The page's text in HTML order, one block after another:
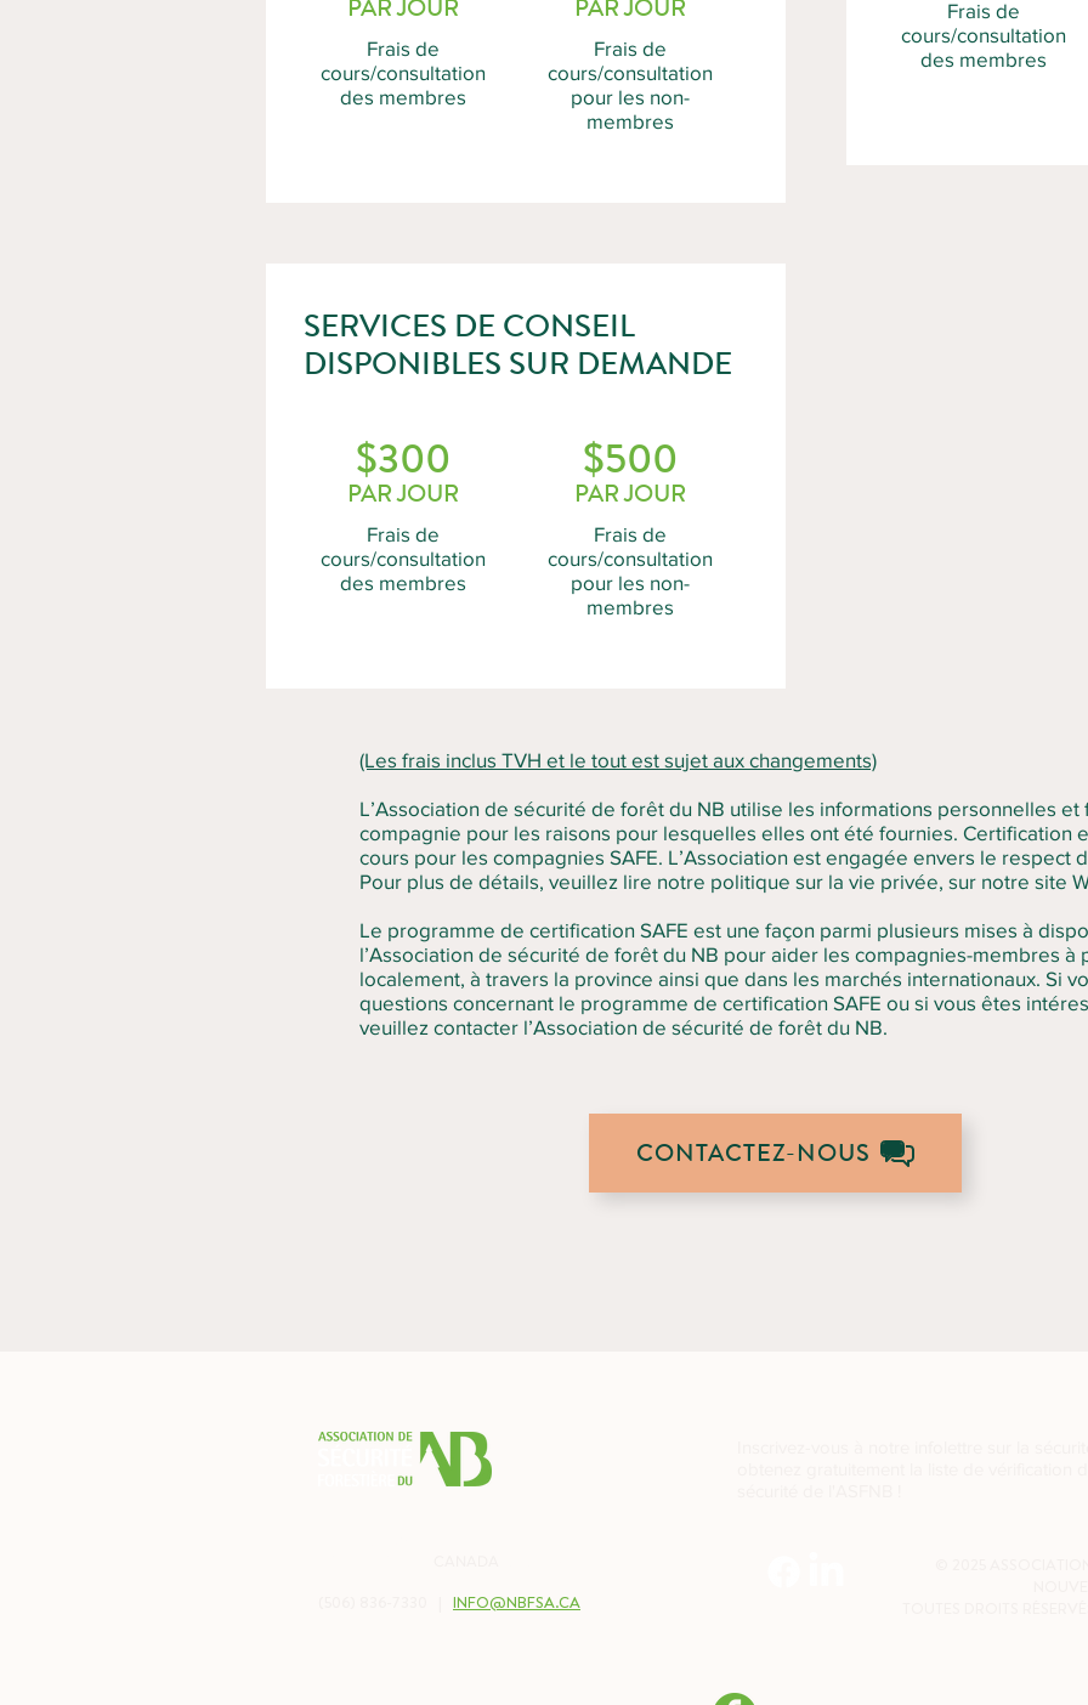
PAR JOUR
Frais de
cours/consultation
des membres
PAR JOUR
Frais de
cours/consultation
pour les non-
membres
SERVICES DE CONSEIL
DISPONIBLES SUR DEMANDE
$300
PAR JOUR
Frais de
cours/consultation
des membres
$500
PAR JOUR
Frais de
cours/consultation
pour les non-
membres
Frais de
cours/consultation
des membres
(Les frais inclus TVH et le tout est sujet aux changements)
L’Association de sécurité de forêt du NB utilise les informations personnelles
compagnie pour les raisons pour lesquelles elles ont été fournies. Certification
cours pour les compagnies SAFE. L’Association est engagée envers le respect
Pour plus de détails, veuillez lire notre politique sur la vie privée, sur notre site
Le programme de certification SAFE est une façon parmi plusieurs mises à
l’Association de sécurité de forêt du NB pour aider les compagnies-membres à
localement, à travers la province ainsi que dans les marchés internationaux. Si
questions concernant le programme de certification SAFE ou si vous êtes
veuillez contacter l’Association de sécurité de forêt du NB.
CONTACTEZ-NOUS
INFO@NBFSA.CA